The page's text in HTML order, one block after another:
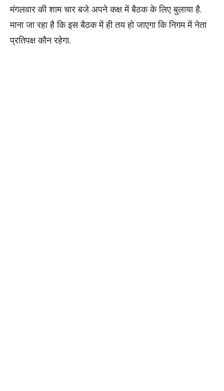
मंगलवार की शाम चार बजे अपने कक्ष में बैठक के लिए बुलाया है.
माना जा रहा है कि इस बैठक में ही तय हो जाएगा कि निगम में नेता
प्रतिपक्ष कौन रहेगा.